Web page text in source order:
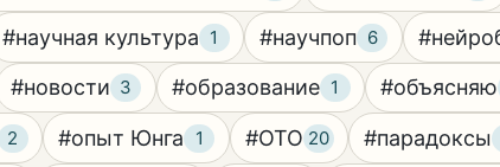
#научная культура 1 #научпоп 6
#новости 3 #образование 1 #объясняю
2 #опыт Юнга 1 #ОТО 20 #парадоксы